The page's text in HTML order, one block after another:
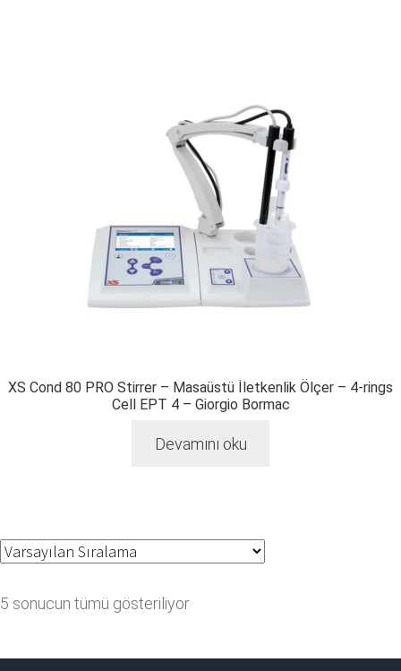
XS Cond 80 PRO Stirrer – Masaüstü İletkenlik Ölçer – 4-rings
Cell EPT 4 – Giorgio Bormac
Devamını oku
5 sonucun tümü gösteriliyor